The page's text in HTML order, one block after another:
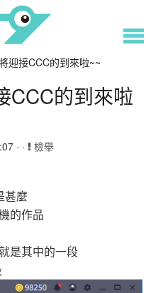
迎接CCC的到來啦~~
CCC的到來啦
· · 檢舉
甚麼
的作品
是其中的一段